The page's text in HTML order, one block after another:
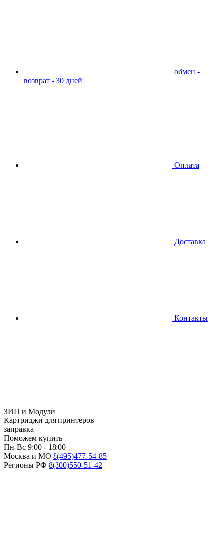
обмен -
возврат - 30 дней
Оплата
Доставка
Контакты
ЗИП и Модули
Картриджи для принтеров
заправка
Поможем купить
Пн-Вс 9:00 - 18:00
Москва и МО 8(495)477-54-85
Регионы РФ 8(800)550-51-42